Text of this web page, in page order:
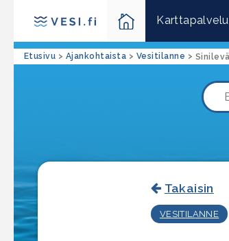
Karttapalvelu
Etusivu > Ajankohtaista > Vesitilanne >
Takaisin
VESITILANNE